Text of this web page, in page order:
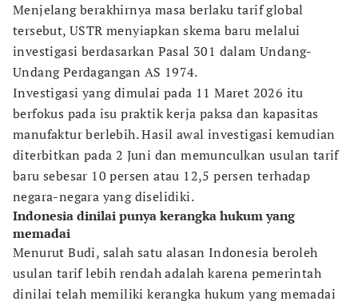
Menjelang berakhirnya masa berlaku tarif global
tersebut, USTR menyiapkan skema baru melalui
investigasi berdasarkan Pasal 301 dalam Undang-
Undang Perdagangan AS 1974.
Investigasi yang dimulai pada 11 Maret 2026 itu
berfokus pada isu praktik kerja paksa dan kapasitas
manufaktur berlebih. Hasil awal investigasi kemudian
diterbitkan pada 2 Juni dan memunculkan usulan tarif
baru sebesar 10 persen atau 12,5 persen terhadap
negara-negara yang diselidiki.
Indonesia dinilai punya kerangka hukum yang
memadai
Menurut Budi, salah satu alasan Indonesia beroleh
usulan tarif lebih rendah adalah karena pemerintah
dinilai telah memiliki kerangka hukum yang memadai